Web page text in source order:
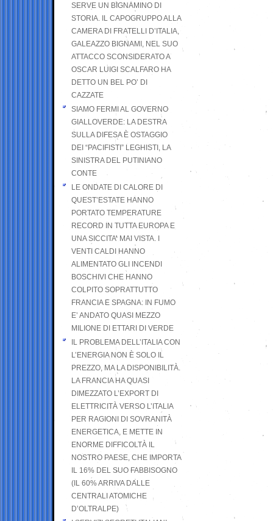
SERVE UN BIGNAMINO DI
STORIA. IL CAPOGRUPPO ALLA
CAMERA DI FRATELLI D’ITALIA,
GALEAZZO BIGNAMI, NEL SUO
ATTACCO SCONSIDERATO A
OSCAR LUIGI SCALFARO HA
DETTO UN BEL PO’ DI
CAZZATE
SIAMO FERMI AL GOVERNO
GIALLOVERDE: LA DESTRA
SULLA DIFESA È OSTAGGIO
DEI “PACIFISTI” LEGHISTI, LA
SINISTRA DEL PUTINIANO
CONTE
LE ONDATE DI CALORE DI
QUEST’ESTATE HANNO
PORTATO TEMPERATURE
RECORD IN TUTTA EUROPA E
UNA SICCITA’ MAI VISTA. I
VENTI CALDI HANNO
ALIMENTATO GLI INCENDI
BOSCHIVI CHE HANNO
COLPITO SOPRATTUTTO
FRANCIA E SPAGNA: IN FUMO
E’ ANDATO QUASI MEZZO
MILIONE DI ETTARI DI VERDE
IL PROBLEMA DELL’ITALIA CON
L’ENERGIA NON È SOLO IL
PREZZO, MA LA DISPONIBILITÀ.
LA FRANCIA HA QUASI
DIMEZZATO L’EXPORT DI
ELETTRICITÀ VERSO L’ITALIA
PER RAGIONI DI SOVRANITÀ
ENERGETICA, E METTE IN
ENORME DIFFICOLTÀ IL
NOSTRO PAESE, CHE IMPORTA
IL 16% DEL SUO FABBISOGNO
(IL 60% ARRIVA DALLE
CENTRALI ATOMICHE
D’OLTRALPE)